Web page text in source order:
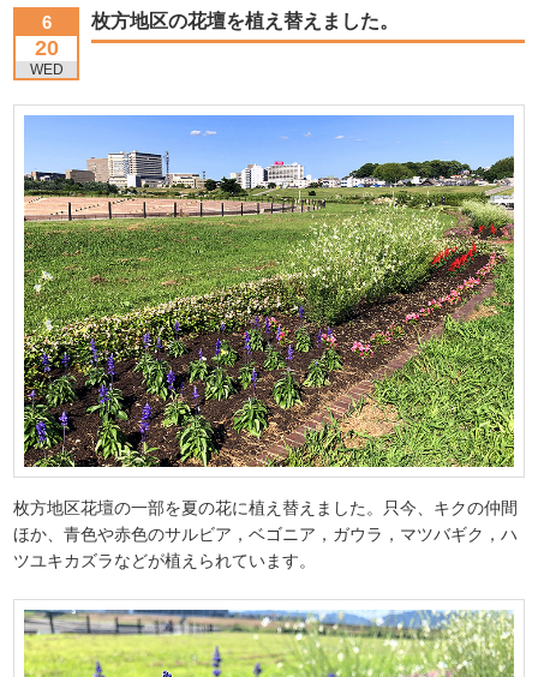
6
20
WED
枚方地区の花壇を植え替えました。
枚方地区花壇の一部を夏の花に植え替えました。只今、キクの仲間
ほか、青色や赤色のサルビア，ベゴニア，ガウラ，マツバギク，ハ
ツユキカズラなどが植えられています。